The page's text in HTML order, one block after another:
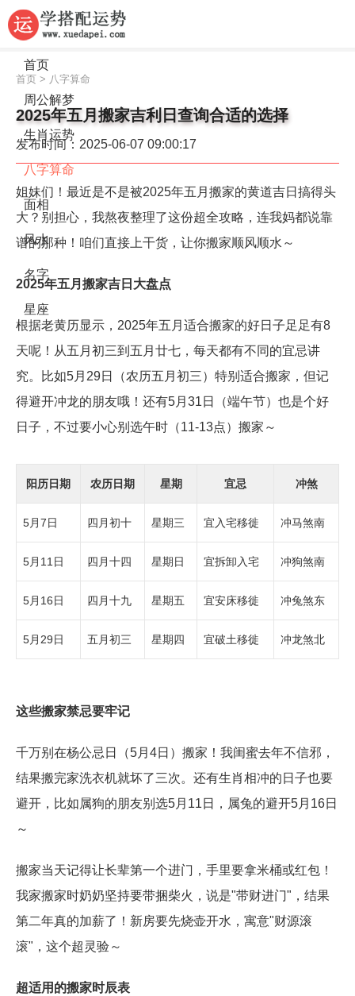
首页
周公解梦
生肖运势
八字算命
面相
风水
名字
星座
首页 > 八字算命
2025年五月搬家吉利日查询合适的选择
发布时间：2025-06-07 09:00:17
姐妹们！最近是不是被2025年五月搬家的黄道吉日搞得头
大？别担心，我熬夜整理了这份超全攻略，连我妈都说靠
谱的那种！咱们直接上干货，让你搬家顺风顺水～
2025年五月搬家吉日大盘点
根据老黄历显示，2025年五月适合搬家的好日子足足有8
天呢！从五月初三到五月廿七，每天都有不同的宜忌讲
究。比如5月29日（农历五月初三）特别适合搬家，但记
得避开冲龙的朋友哦！还有5月31日（端午节）也是个好
日子，不过要小心别选午时（11-13点）搬家～
阳历日期 农历日期 星期 宜忌 冲煞
5月7日 四月初十 星期三 宜入宅移徙 冲马煞南
5月11日 四月十四 星期日 宜拆卸入宅 冲狗煞南
5月16日 四月十九 星期五 宜安床移徙 冲兔煞东
5月29日 五月初三 星期四 宜破土移徙 冲龙煞北
这些搬家禁忌要牢记
千万别在杨公忌日（5月4日）搬家！我闺蜜去年不信邪，
结果搬完家洗衣机就坏了三次。还有生肖相冲的日子也要
避开，比如属狗的朋友别选5月11日，属兔的避开5月16日
～
搬家当天记得让长辈第一个进门，手里要拿米桶或红包！
我家搬家时奶奶坚持要带捆柴火，说是"带财进门"，结果
第二年真的加薪了！新房要先烧壶开水，寓意"财源滚
滚"，这个超灵验～
超适用的搬家时辰表